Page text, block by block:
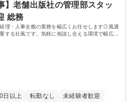
立しながら専門スキルを磨ける環境で
】老舗出版社の管理部スタッ
総務
理・人事全般の業務を幅広くお任せします◎風通
する社風です。気軽に相談し合える環境で幅広い
。
日以上 転勤なし
未経験者歓迎